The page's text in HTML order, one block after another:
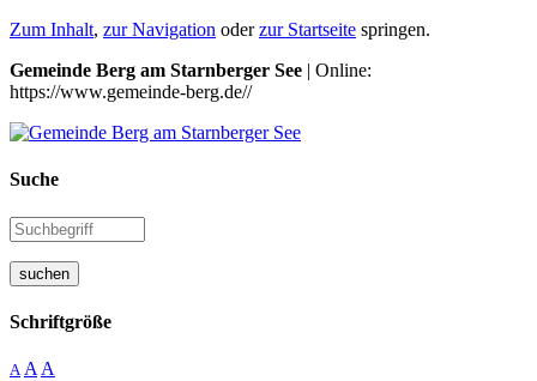
Zum Inhalt, zur Navigation oderzur Startseite springen.
Gemeinde Berg am Starnberger See | Online:
https://www.gemeinde-berg.de//
Suche
suchen
Schriftgröße
A A A